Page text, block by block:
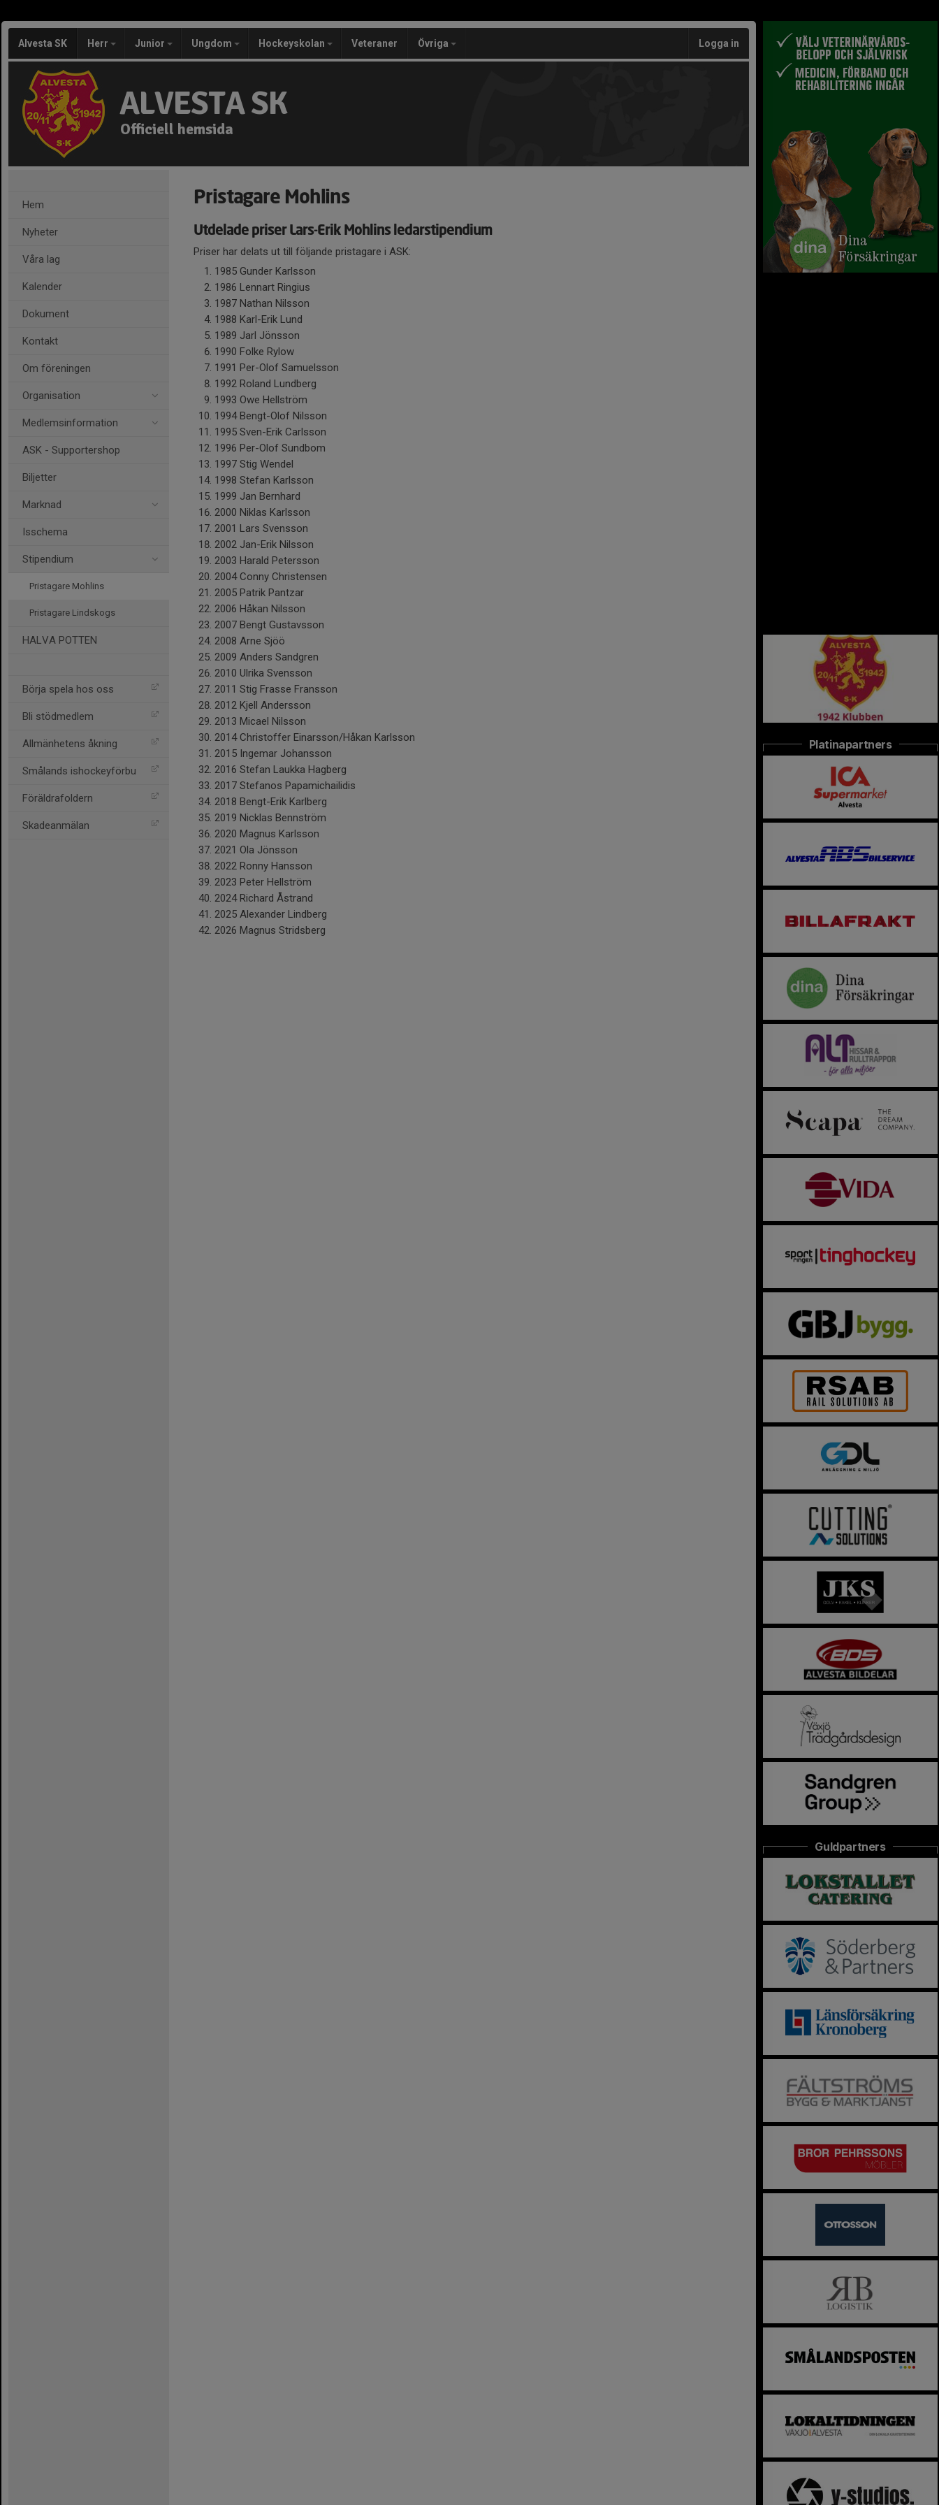
Alvesta SK Herr Junior Ungdom Hockeyskolan Veteraner Övriga Logga in
ALVESTA SK
Officiell hemsida
Hem
Nyheter
Våra lag
Kalender
Dokument
Kontakt
Om föreningen
Organisation
Medlemsinformation
ASK - Supportershop
Biljetter
Marknad
Isschema
Stipendium
Pristagare Mohlins
Pristagare Lindskogs
HALVA POTTEN
Börja spela hos oss
Bli stödmedlem
Allmänhetens åkning
Smålands ishockeyförbu
Föräldrafoldern
Skadeanmälan
Pristagare Mohlins
Utdelade priser Lars-Erik Mohlins ledarstipendium
Priser har delats ut till följande pristagare i ASK:
1985 Gunder Karlsson
1986 Lennart Ringius
1987 Nathan Nilsson
1988 Karl-Erik Lund
1989 Jarl Jönsson
1990 Folke Rylow
1991 Per-Olof Samuelsson
1992 Roland Lundberg
1993 Owe Hellström
1994 Bengt-Olof Nilsson
1995 Sven-Erik Carlsson
1996 Per-Olof Sundbom
1997 Stig Wendel
1998 Stefan Karlsson
1999 Jan Bernhard
2000 Niklas Karlsson
2001 Lars Svensson
2002 Jan-Erik Nilsson
2003 Harald Petersson
2004 Conny Christensen
2005 Patrik Pantzar
2006 Håkan Nilsson
2007 Bengt Gustavsson
2008 Arne Sjöö
2009 Anders Sandgren
2010 Ulrika Svensson
2011 Stig Frasse Fransson
2012 Kjell Andersson
2013 Micael Nilsson
2014 Christoffer Einarsson/Håkan Karlsson
2015 Ingemar Johansson
2016 Stefan Laukka Hagberg
2017 Stefanos Papamichailidis
2018 Bengt-Erik Karlberg
2019 Nicklas Bennström
2020 Magnus Karlsson
2021 Ola Jönsson
2022 Ronny Hansson
2023 Peter Hellström
2024 Richard Åstrand
2025 Alexander Lindberg
2026 Magnus Stridsberg
Platinapartners
Guldpartners